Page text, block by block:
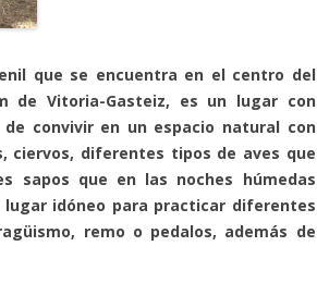
se encuentra en el centro del
de Vitoria-Gasteiz, es un lugar con
convivir en un espacio natural con
ciervos, diferentes tipos de aves que
sapos que en las noches húmedas
idóneo para practicar diferentes
remo o pedalos, además de